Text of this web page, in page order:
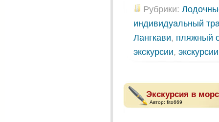
Рубрики:
индивидуальный
Лангкави, пляжный
экскурсии,
Экскурсия в
Автор: fito669